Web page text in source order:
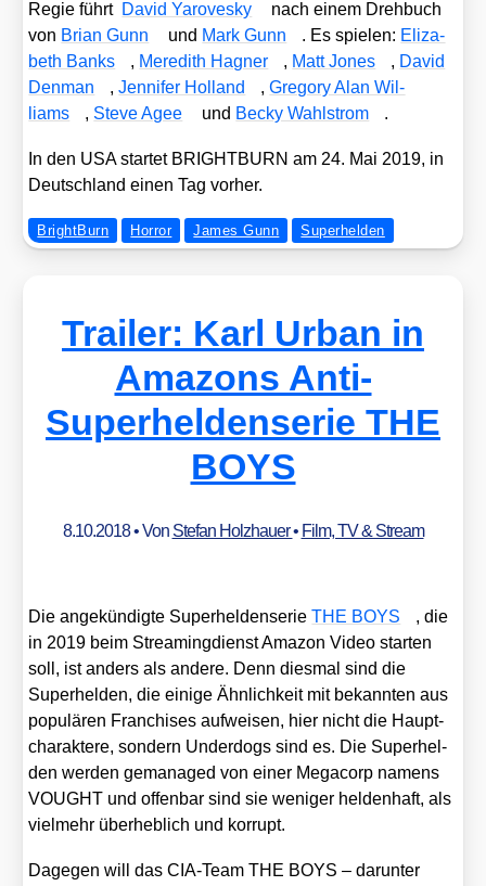
Regie führt David Yaro­ve­sky
nach einem Dreh­buch
von Bri­an Gunn und Mark Gunn . Es spie­len: Eliza­
beth Banks
, Mer­edith Hagner , Matt Jones , David
Den­man
,Jen­ni­fer Hol­land ,Gre­go­ry Alan Wil­
liams
, Ste­ve Agee und Becky Wahl­strom .
In den USA star­tet BRIGHTBURN am 24. Mai 2019, in
Deutsch­land einen Tag vor­her.
BrightBurn Horror James Gunn Superhelden
Trailer: Karl Urban in
Amazons Anti-
Superheldenserie THE
BOYS
8.10.2018• Von Stefan Holzhauer• Film, TV & Stream
Die ange­kün­dig­te Super­hel­den­se­rieTHE BOYS
, die
in 2019 beim Strea­ming­dienst Ama­zon Video star­ten
soll, ist anders als ande­re. Denn dies­mal sind die
Super­hel­den, die eini­ge Ähn­lich­keit mit bekann­ten aus
popu­lä­ren Fran­chi­ses auf­wei­sen, hier nicht die Haupt­
cha­rak­te­re, son­dern Under­dogs sind es. Die Super­hel­
den wer­den gema­na­ged von einer Mega­corp namens
VOUGHT und offen­bar sind sie weni­ger hel­den­haft, als
viel­mehr über­heb­lich und kor­rupt.
Dage­gen will das CIA-Team THE BOYS – dar­un­ter